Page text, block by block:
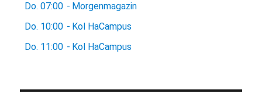
Do. 07:00 - Morgenmagazin
Do. 10:00 - Kol HaCampus
Do. 11:00 - Kol HaCampus